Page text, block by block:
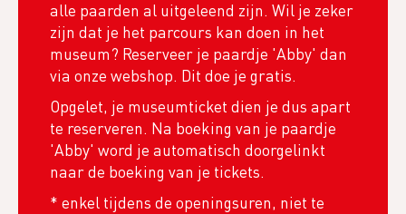
alle paarden al uitgeleend zijn. Wil je zeker
zijn dat je het parcours kan doen in het
museum? Reserveer je paardje 'Abby' dan
via onze webshop. Dit doe je gratis.
Opgelet, je museumticket dien je dus apart
te reserveren. Na boeking van je paardje
'Abby' word je automatisch doorgelinkt
naar de boeking van je tickets.
* enkel tijdens de openingsuren, niet te